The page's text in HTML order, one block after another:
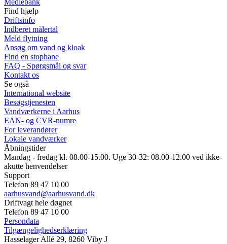
Find hjælp
Driftsinfo
Indberet målertal
Meld flytning
Ansøg om vand og kloak
Find en stophane
FAQ - Spørgsmål og svar
Kontakt os
Se også
International website
Besøgstjenesten
Vandværkerne i Aarhus
EAN- og CVR-numre
For leverandører
Lokale vandværker
Åbningstider
Mandag - fredag kl. 08.00-15.00. Uge 30-32: 08.00-12.00 ved ikke-
akutte henvendelser
Support
Telefon 89 47 10 00
aarhusvand@aarhusvand.dk
Driftvagt hele døgnet
Telefon 89 47 10 00
Persondata
Tilgængelighedserklæring
Hasselager Allé 29, 8260 Viby J